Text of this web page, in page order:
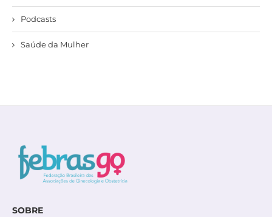
Podcasts
Saúde da Mulher
SOBRE